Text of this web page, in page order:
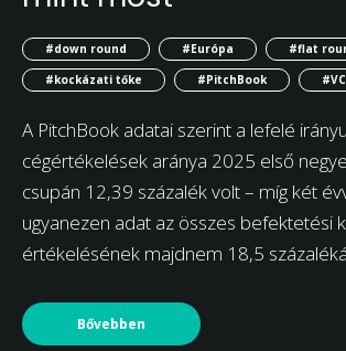
#down round #Európa
#flat
#kockázati tőke
#PitchBook #VC
A PitchBook adatai szerint a lefelé
cégértékelések aránya 2025 első
csupán 12,39 százalék volt – míg két
ugyanezen adat az összes befektetési
értékelésének majdnem 18,5
Bővebben